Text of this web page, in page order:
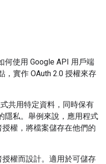
何使用 Google API 用戶端
，實作 OAuth 2.0 授權來存
共用特定資料，同時保有
隱私。舉例來說，應用程式
權，將檔案儲存在他們的
授權而設計。適用於可儲存